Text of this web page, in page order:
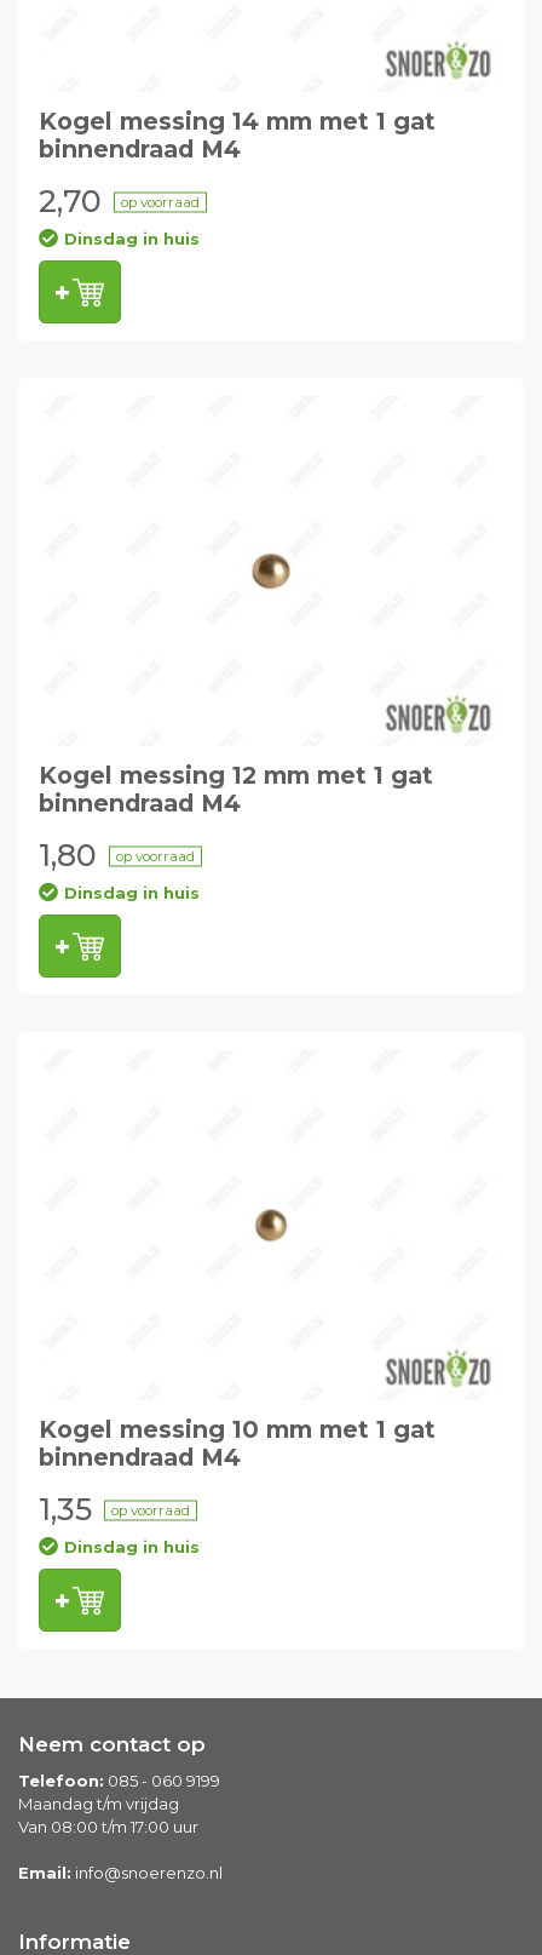
Kogel messing 14 mm met 1 gat
binnendraad M4
2,70 op voorraad
Dinsdag in huis
Kogel messing 12 mm met 1 gat
binnendraad M4
1,80 op voorraad
Dinsdag in huis
Kogel messing 10 mm met 1 gat
binnendraad M4
1,35 op voorraad
Dinsdag in huis
Neem contact op
Telefoon: 085 - 060 9199
Maandag t/m vrijdag
Van 08:00 t/m 17:00 uur
Email: info@snoerenzo.nl
Informatie